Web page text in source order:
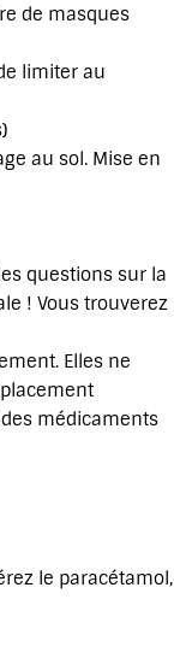
de masques
limiter au
au sol. Mise en
questions sur la
! Vous trouverez
Elles ne
médicaments
le paracétamol,